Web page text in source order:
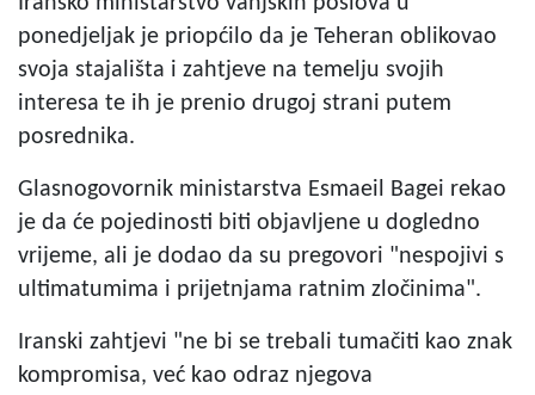
ponedjeljak je priopćilo da je Teheran oblikovao
svoja stajališta i zahtjeve na temelju svojih
interesa te ih je prenio drugoj strani putem
posrednika.
Glasnogovornik ministarstva Esmaeil Bagei rekao
je da će pojedinosti biti objavljene u dogledno
vrijeme, ali je dodao da su pregovori "nespojivi s
ultimatumima i prijetnjama ratnim zločinima".
Iranski zahtjevi "ne bi se trebali tumačiti kao znak
kompromisa, već kao odraz njegova